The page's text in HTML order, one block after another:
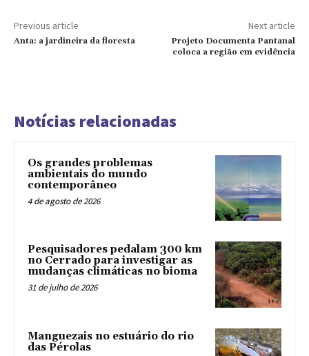
Previous article
Anta: a jardineira da floresta
Next article
Projeto Documenta Pantanal
coloca a região em evidência
Notícias relacionadas
Os grandes problemas
ambientais do mundo
contemporâneo
4 de agosto de 2026
Pesquisadores pedalam 300 km
no Cerrado para investigar as
mudanças climáticas no bioma
31 de julho de 2026
Manguezais no estuário do rio
das Pérolas